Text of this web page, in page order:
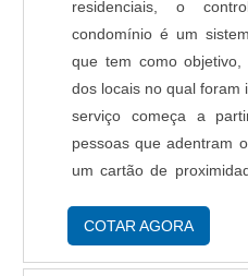
residenciais, o
condomínio é um
que tem como
dos locais no qual foram
serviço começa a
pessoas que adentram
um cartão de
do acesso pode ser
COTAR AGORA